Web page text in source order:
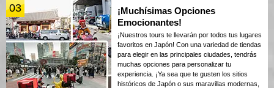
03
¡Muchísimas Opciones
Emocionantes!
¡Nuestros tours te llevarán por todos tus lugares
favoritos en Japón! Con una variedad de tiendas
para elegir en las principales ciudades, tendrás
muchas opciones para personalizar tu
experiencia. ¡Ya sea que te gusten los sitios
históricos de Japón o sus maravillas modernas,